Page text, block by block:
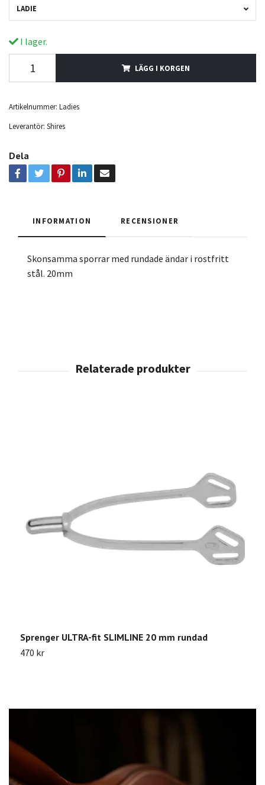
LADIE
I lager.
LÄGG I KORGEN
Artikelnummer: Ladies
Leverantör: Shires
Dela
INFORMATION RECENSIONER
Skonsamma sporrar med rundade ändar i rostfritt
stål. 20mm
Sprenger ULTRA-fit SLIMLINE 20 mm rundad
470 kr